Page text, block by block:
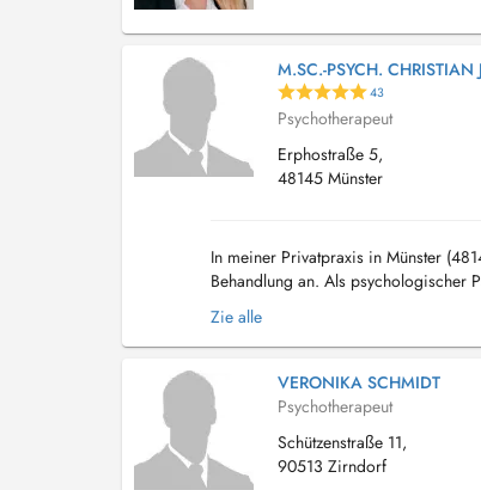
M.SC.-PSYCH. CHRISTIAN
43
Psychotherapeut
Erphostraße 5,
48145 Münster
In meiner Privatpraxis in Münster
Behandlung an. Als psychologischer
insbesondere auf die fundierte und
Zie alle
VERONIKA SCHMIDT
Psychotherapeut
Schützenstraße 11,
90513 Zirndorf